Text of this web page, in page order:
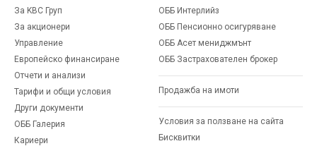
За KBC Груп
За акционери
Управление
Европейско финансиране
Отчети и анализи
Тарифи и общи условия
Други документи
ОББ Галерия
Кариери
ОББ Интерлийз
ОББ Пенсионно осигуряване
ОББ Асет мениджмънт
ОББ Застрахователен брокер
Продажба на имоти
Условия за ползване на сайта
Бисквитки